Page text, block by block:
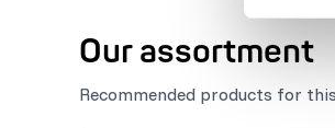
Our assortment
Recommended products for